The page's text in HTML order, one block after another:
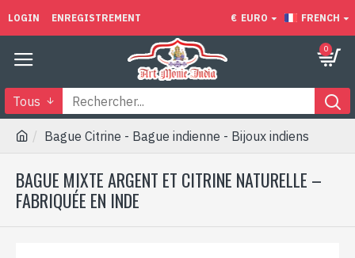
LOGIN ENREGISTREMENT € EURO FRENCH
0
Tous
Bague Citrine - Bague indienne - Bijoux indiens
BAGUE MIXTE ARGENT ET CITRINE NATURELLE –
FABRIQUÉE EN INDE